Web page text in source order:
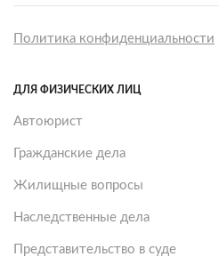
Политика конфиденциальности
ДЛЯ ФИЗИЧЕСКИХ ЛИЦ
Автоюрист
Гражданские дела
Жилищные вопросы
Наследственные дела
Представительство в суде